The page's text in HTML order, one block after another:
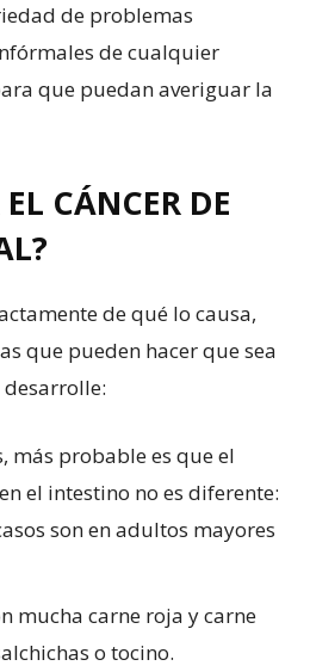
de problemas
de cualquier
que puedan averiguar la
CÁNCER DE
de qué lo causa,
que pueden hacer que sea
más probable es que el
el intestino no es diferente:
son en adultos mayores
mucha carne roja y carne
o tocino.